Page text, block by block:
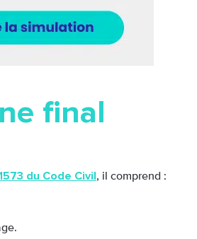
final
du Code Civil , il comprend :